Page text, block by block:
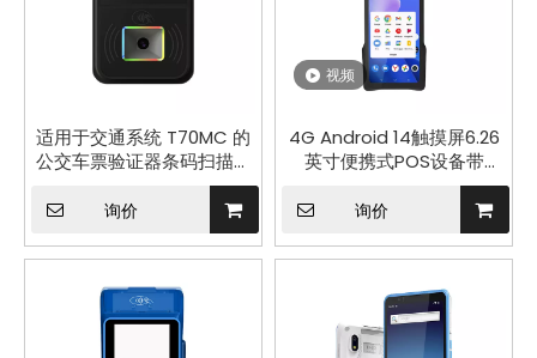
适用于交通系统 T70MC 的
公交车票验证器条码扫描仪
询价
视频
4G Android 14触摸屏6.26
英寸便携式POS设备带
80mm打印机Z93
询价